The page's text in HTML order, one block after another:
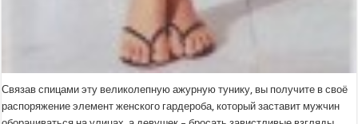
Связав спицами эту великолепную ажурную тунику, вы получите в своё
распоряжение элемент женского гардероба, который заставит мужчин